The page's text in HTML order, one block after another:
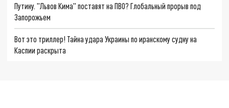
Путину. "Львов Кима" поставят на ПВО? Глобальный прорыв под
Запорожьем
Вот это триллер! Тайна удара Украины по иранскому судну на
Каспии раскрыта